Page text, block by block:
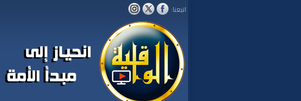
اتبعنا: